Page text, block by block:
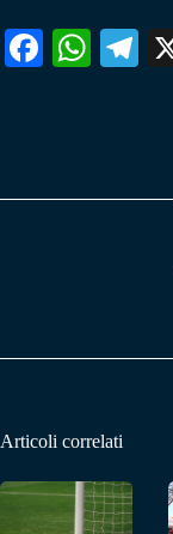
Fa W
pp m
Articoli correlati